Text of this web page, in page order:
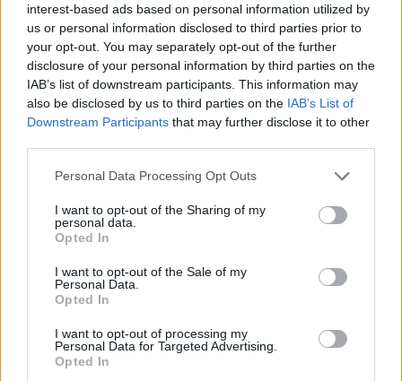
interest-based ads based on personal information utilized by
us or personal information disclosed to third parties prior to
your opt-out. You may separately opt-out of the further
disclosure of your personal information by third parties on the
IAB’s list of downstream participants. This information may
also be disclosed by us to third parties on the IAB’s List of
Downstream Participants that may further disclose it to other
Personal Data Processing Opt Outs
I want to opt-out of the Sharing of my
personal data.
Opted In
I want to opt-out of the Sale of my
Personal Data.
Opted In
I want to opt-out of processing my
Personal Data for Targeted Advertising.
Opted In
Η τάση αυτή αποτυπώνεται ήδη και στην
εκτέλεση του προϋπολογισμού του 2026, με το
πρωτογενές πλεόνασμα του πρώτου τετραμήνου
να υπερβαίνει κατά 0,5% του ΑΕΠ το αντίστοιχο
περσινό επίπεδο.
Η ΕΤΕ εκτιμά ότι το πρωτογενές πλεόνασμα θα
διαμορφωθεί περίπου στο 4% του ΑΕΠ το 2026,
πλεόνασμα 3,5%, επίσης υψηλότερο από τον
επίσημο στόχο.
Συνεχίζεται η αποκλιμάκωση του δημόσιου
χρέους
Η διατήρηση υψηλών πρωτογενών
πλεονασμάτων έχει ήδη συμβάλει ουσιαστικά στη